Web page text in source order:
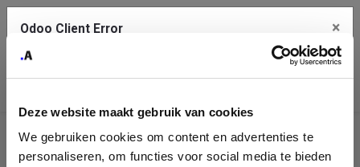
Deze website maakt gebruik van cookies
We gebruiken cookies om content en advertenties te
personaliseren, om functies voor social media te bieden
Company
Odoo Client Error ×
service.